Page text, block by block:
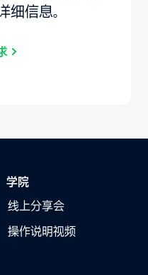
细信息。
学院
线上分享会
操作说明视频